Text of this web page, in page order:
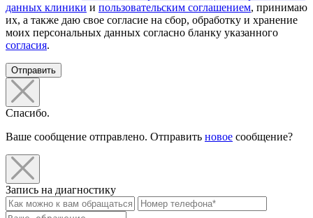
данных клиники и пользовательским соглашением, принимаю
их, а также даю свое согласие на сбор, обработку и хранение
моих персональных данных согласно бланку указанного
согласия.
Отправить
Спасибо.
Ваше сообщение отправлено. Отправить новое сообщение?
Запись на диагностику